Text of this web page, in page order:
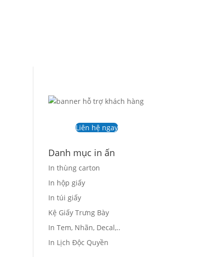
Liên hệ ngay
Danh mục in ấn
In thùng carton
In hộp giấy
In túi giấy
Kệ Giấy Trưng Bày
In Tem, Nhãn, Decal,..
In Lịch Độc Quyền